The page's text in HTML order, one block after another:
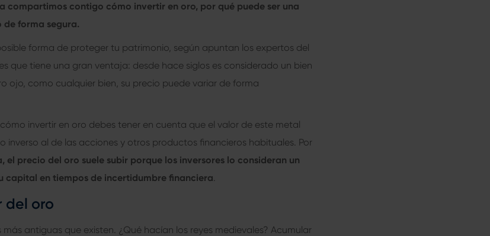
compartimos contigo cómo invertir en oro, por qué puede ser una
forma segura.
forma de proteger tu patrimonio, según apuntan los expertos del
que tiene una gran ventaja: desde hace siglos es considerado un bien
ojo, como cualquier bien, su precio puede variar de forma
invertir en oro debes tener en cuenta que el valor de este metal
inverso al de las acciones y otros productos financieros habituales. Por
el precio del oro suele subir porque los inversores lo consideran un
capital en tiempos de incertidumbre financiera.
del oro
más antiguas que existen. ¿Qué hacían los reyes medievales? Acumular